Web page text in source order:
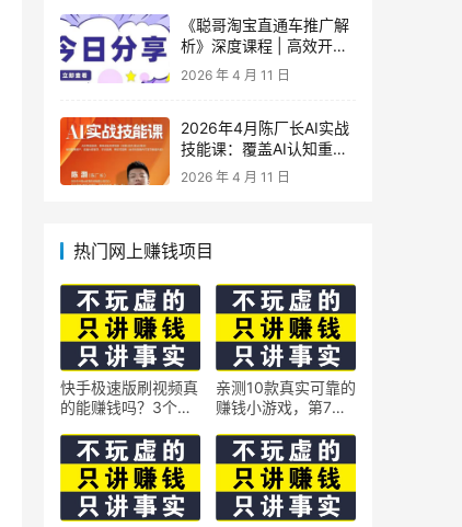
策略
《聪哥淘宝直通车推广解
析》深度课程 | 高效开
车、极速投产系统实操课
2026 年 4 月 11 日
2026年4月陈厂长AI实战
技能课：覆盖AI认知重
构、智能体与大模型解
2026 年 4 月 11 日
热门网上赚钱项目
快手极速版刷视频真
的能赚钱吗？3个隐
亲测10款真实可靠的
赚钱小游戏，第7款